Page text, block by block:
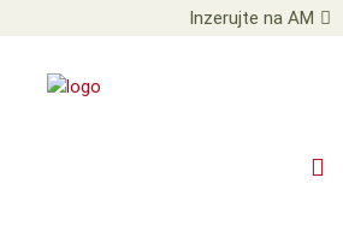
Inzerujte na AM